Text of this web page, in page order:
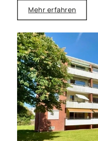
Mehr erfahren